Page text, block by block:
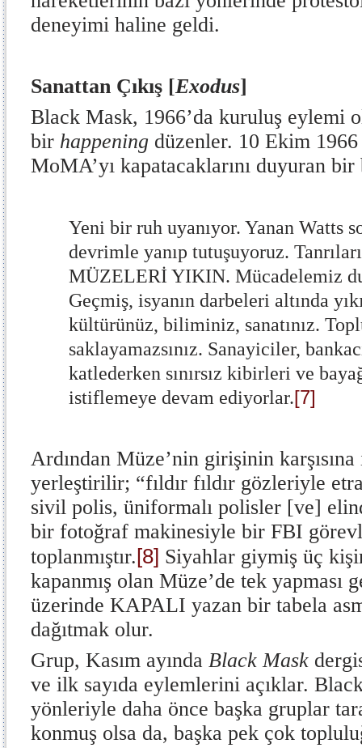
deneyimi haline geldi.
Sanattan Çıkış [Exodus]
Black Mask, 1966’da kuruluş eylemi
bir happening düzenler. 10 Ekim 1966
MoMA’yı kapatacaklarını duyuran
Yeni bir ruh uyanıyor. Yanan Watts
devrimle yanıp tutuşuyoruz.
MÜZELERİ YIKIN. Mücadelemiz
Geçmiş, isyanın darbeleri altında
kültürünüz, biliminiz, sanatınız.
saklayamazsınız. Sanayiciler,
katlederken sınırsız kibirleri ve
istiflemeye devam ediyorlar.[7]
Ardından Müze’nin girişinin
yerleştirilir; “fıldır fıldır gözleriyle
sivil polis, üniformalı polisler [ve]
bir fotoğraf makinesiyle bir FBI
toplanmıştır.[8] Siyahlar giymiş üç
kapanmış olan Müze’de tek yapması
üzerinde KAPALI yazan bir tabela
dağıtmak olur.
Grup, Kasım ayında Black Mask
ve ilk sayıda eylemlerini açıklar.
yönleriyle daha önce başka gruplar
konmuş olsa da, başka pek çok